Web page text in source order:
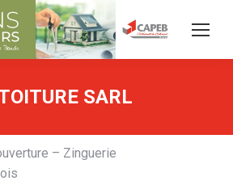
SARL
– Zinguerie